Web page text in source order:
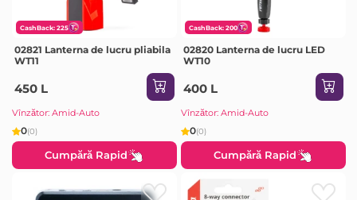
CashBack: 225
02821 Lanterna de lucru pliabila
WT11
450 L
Vînzător: Amid-Auto
0(0)
Cumpără Rapid
CashBack: 200
02820 Lanterna de lucru LED
WT10
400 L
Vînzător: Amid-Auto
0(0)
Cumpără Rapid